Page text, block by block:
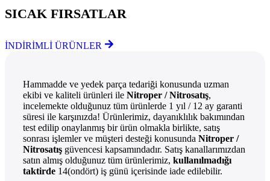
SICAK FIRSATLAR
İNDİRİMLİ ÜRÜNLER
Hammadde ve yedek parça tedariği konusunda uzman
ekibi ve kaliteli ürünleri ile Nitroper / Nitrosatış,
incelemekte olduğunuz tüm ürünlerde 1 yıl / 12 ay garanti
süresi ile karşınızda! Ürünlerimiz, dayanıklılık bakımından
test edilip onaylanmış bir ürün olmakla birlikte, satış
sonrası işlemler ve müşteri desteği konusunda Nitroper /
Nitrosatış güvencesi kapsamındadır. Satış kanallarımızdan
satın almış olduğunuz tüm ürünlerimiz, kullanılmadığı
taktirde 14(ondört) iş günü içerisinde iade edilebilir.